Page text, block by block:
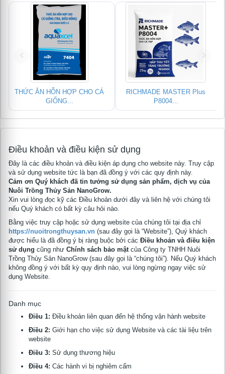
THỨC ĂN HỖN HỢP CHO CÁ
GIỐNG...
RICHMADE MASTER Plus
P8004...
Điều khoản và điều kiện sử dụng
Đây là các điều khoản và điều kiện áp dụng cho website này. Truy cập
và sử dụng website tức là bạn đã đồng ý với các quy định này.
Cảm ơn Quý khách đã tin tưởng sử dụng sản phẩm, dịch vụ của
Nuôi Trồng Thủy Sản NanoGrow.
Xin vui lòng đọc kỹ các Điều khoản dưới đây và liên hệ với chúng tôi
nếu Quý khách có bất kỳ câu hỏi nào.
Bằng việc truy cập hoặc sử dụng website của chúng tôi tại địa chỉ
https://nuoitrongthuysan.vn (sau đây gọi là “Website”), Quý khách
được hiểu là đã đồng ý bị ràng buộc bởi các Điều khoản và điều kiện
sử dụng cũng như Chính sách bảo mật của Công ty TNHH Nuôi
Trồng Thủy Sản NanoGrow (sau đây gọi là “chúng tôi”). Nếu Quý khách
không đồng ý với bất kỳ quy định nào, vui lòng ngừng ngay việc sử
dụng Website.
Danh mục
Điều 1: Điều khoản liên quan đến hệ thống vận hành website
Điều 2: Giới hạn cho việc sử dụng Website và các tài liệu trên
website
Điều 3: Sử dụng thương hiệu
Điều 4: Các hành vi bị nghiêm cấm